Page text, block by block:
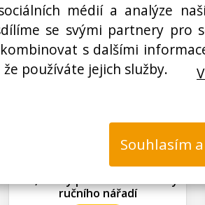
médií a analýze
se svými partnery pro
s dalšími
používáte jejich služby.
Souhlasím
Náhradní uhlíky podle
rozměrů 3 x 4 x 10mm, sada
ručního nářadí